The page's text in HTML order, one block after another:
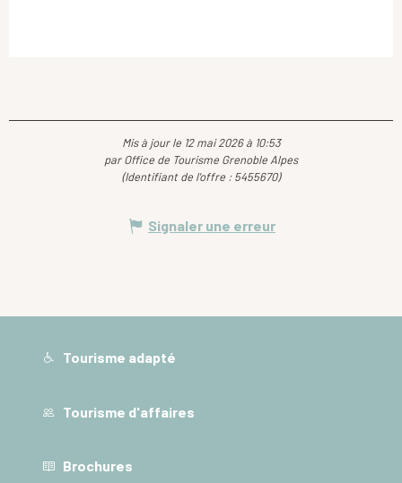
Mis à jour le 12 mai 2026 à 10:53
par Office de Tourisme Grenoble Alpes
(Identifiant de l'offre : 5455670)
Signaler une erreur
Tourisme adapté
Tourisme d'affaires
Brochures